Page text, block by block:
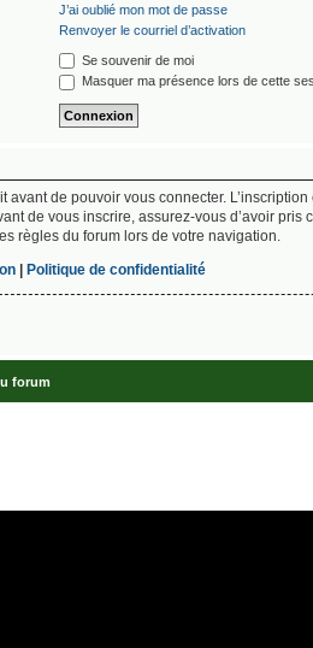
J’ai oublié mon mot de passe
Renvoyer le courriel d’activation
Se souvenir de moi
Masquer ma présence lors de cette
avant de pouvoir vous connecter.
de vous inscrire, assurez-vous d’avoir
règles du forum lors de votre navigation.
| Politique de confidentialité
forum